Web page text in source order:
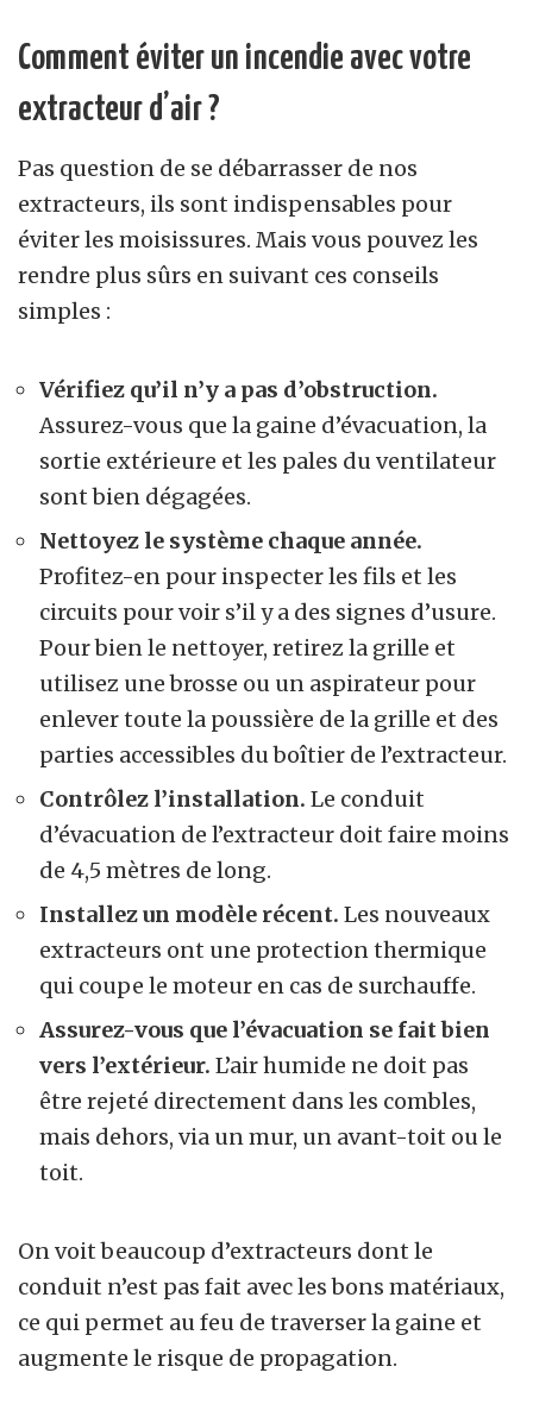
Comment éviter un incendie avec votre
extracteur d’air ?
Pas question de se débarrasser de nos
extracteurs, ils sont indispensables pour
éviter les moisissures. Mais vous pouvez les
rendre plus sûrs en suivant ces conseils
simples :
Vérifiez qu’il n’y a pas d’obstruction.
Assurez-vous que la gaine d’évacuation, la
sortie extérieure et les pales du ventilateur
sont bien dégagées.
Nettoyez le système chaque année.
Profitez-en pour inspecter les fils et les
circuits pour voir s’il y a des signes d’usure.
Pour bien le nettoyer, retirez la grille et
utilisez une brosse ou un aspirateur pour
enlever toute la poussière de la grille et des
parties accessibles du boîtier de l’extracteur.
Contrôlez l’installation. Le conduit
d’évacuation de l’extracteur doit faire moins
de 4,5 mètres de long.
Installez un modèle récent. Les nouveaux
extracteurs ont une protection thermique
qui coupe le moteur en cas de surchauffe.
Assurez-vous que l’évacuation se fait bien
vers l’extérieur. L’air humide ne doit pas
être rejeté directement dans les combles,
mais dehors, via un mur, un avant-toit ou le
toit.
On voit beaucoup d’extracteurs dont le
conduit n’est pas fait avec les bons matériaux,
ce qui permet au feu de traverser la gaine et
augmente le risque de propagation.